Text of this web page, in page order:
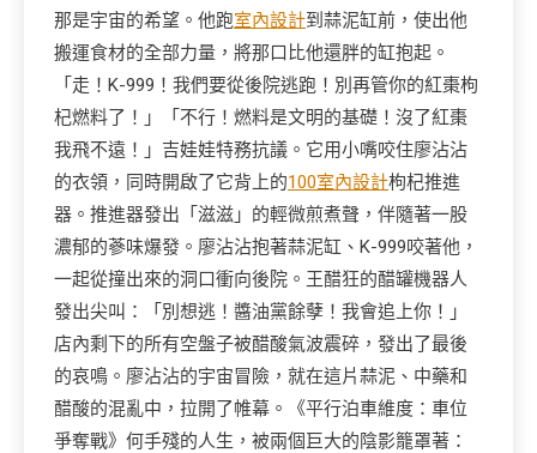
那是宇宙的希望。他跑室內設計到蒜泥缸前，使出他
搬運食材的全部力量，將那口比他還胖的缸抱起。
「走！K-999！我們要從後院逃跑！別再管你的紅棗枸
杞燃料了！」「不行！燃料是文明的基礎！沒了紅棗
我飛不遠！」吉娃娃特務抗議。它用小嘴咬住廖沾沾
的衣領，同時開啟了它背上的100室內設計枸杞推進
器。推進器發出「滋滋」的輕微煎煮聲，伴隨著一股
濃郁的蔘味爆發。廖沾沾抱著蒜泥缸、K-999咬著他，
一起從撞出來的洞口衝向後院。王醋狂的醋罐機器人
發出尖叫：「別想逃！醬油黨餘孽！我會追上你！」
店內剩下的所有空盤子被醋酸氣波震碎，發出了最後
的哀鳴。廖沾沾的宇宙冒險，就在這片蒜泥、中藥和
醋酸的混亂中，拉開了帷幕。《平行泊車維度：車位
爭奪戰》何手殘的人生，被兩個巨大的陰影籠罩著：